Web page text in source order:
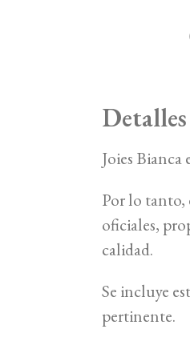
Detalles
Joies
Por lo tanto,
oficiales,
calidad.
Se incluye
pertinente.